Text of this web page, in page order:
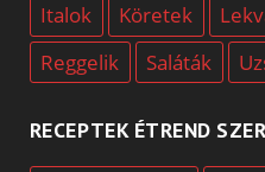
Italok
Köretek
Reggelik
Saláták
RECEPTEK ÉTREND